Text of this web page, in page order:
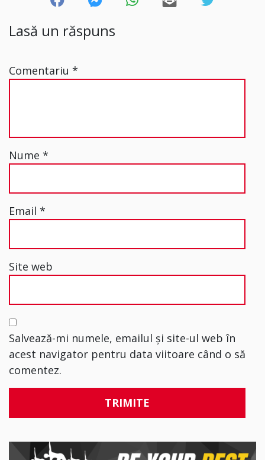
Lasă un răspuns
Comentariu *
Nume *
Email *
Site web
Salvează-mi numele, emailul și site-ul web în
acest navigator pentru data viitoare când o să
comentez.